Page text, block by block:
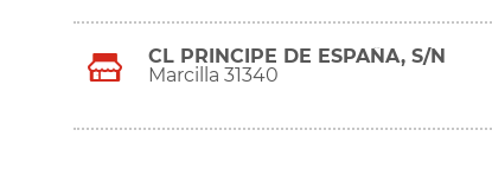
CL PRINCIPE DE ESPAÑA, S/N
Marcilla 31340